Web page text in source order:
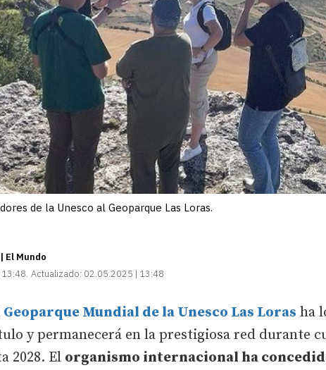
de la Unesco al Geoparque Las Loras.
El Mundo
Actualizado: 02.05.2025 | 13:48
Geoparque Mundial de la Unesco Las Loras ha
y permanecerá en la prestigiosa red durante
2028. El organismo internacional ha